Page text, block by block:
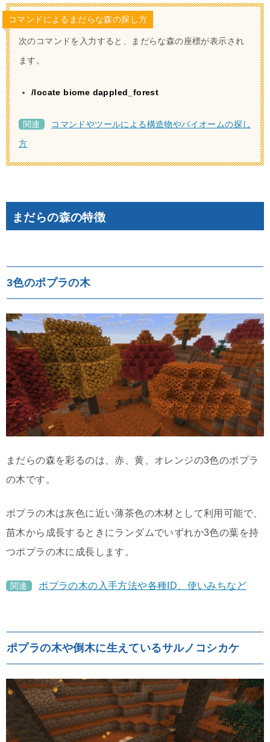
コマンドによるまだらな森の探し方
次のコマンドを入力すると、まだらな森の座標が表示され
ます。
/locate biome dappled_forest
関連
コマンドやツールによる構造物やバイオームの探し
方
まだらの森の特徴
3色のポプラの木
まだらの森を彩るのは、赤、黄、オレンジの3色のポプラ
の木です。
ポプラの木は灰色に近い薄茶色の木材として利用可能で、
苗木から成長するときにランダムでいずれか3色の葉を持
つポプラの木に成長します。
関連 ポプラの木の入手方法や各種ID、使いみちなど
ポプラの木や倒木に生えているサルノコシカケ